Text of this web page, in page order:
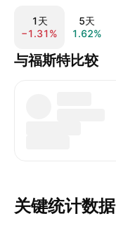
1天
−1.31%
5天
1.62%
与福斯特比较
关键统计数据